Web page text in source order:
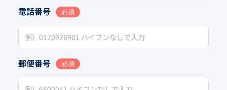
電話番号 必須
郵便番号 必須